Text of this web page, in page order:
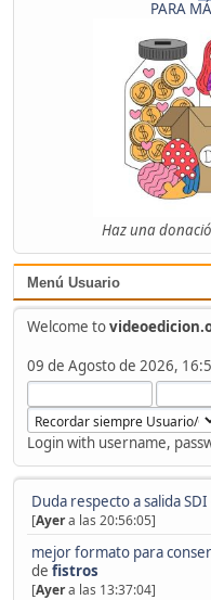
PARA
Haz una
Menú Usuario
Welcome to
09 de Agosto de 2026,
Login with username,
Duda respecto a salida
[Ayera las 20:56:05]
mejor formato para
de fistros
[Ayera las 13:37:04]